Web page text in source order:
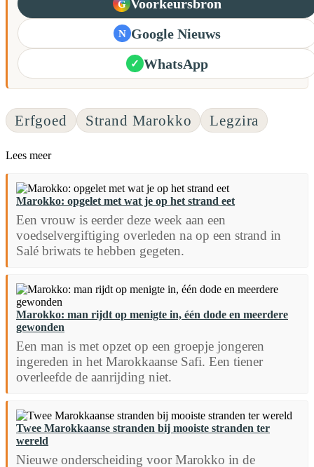
G Voorkeursbron
N Google Nieuws
✓ WhatsApp
Erfgoed Strand Marokko Legzira
Lees meer
Marokko: opgelet met wat je op het strand eet
Een vrouw is eerder deze week aan een
voedselvergiftiging overleden na op een strand in
Salé briwats te hebben gegeten.
Marokko: man rijdt op menigte in, één dode en meerdere
gewonden
Een man is met opzet op een groepje jongeren
ingereden in het Marokkaanse Safi. Een tiener
overleefde de aanrijding niet.
Twee Marokkaanse stranden bij mooiste stranden ter
wereld
Nieuwe onderscheiding voor Marokko in de